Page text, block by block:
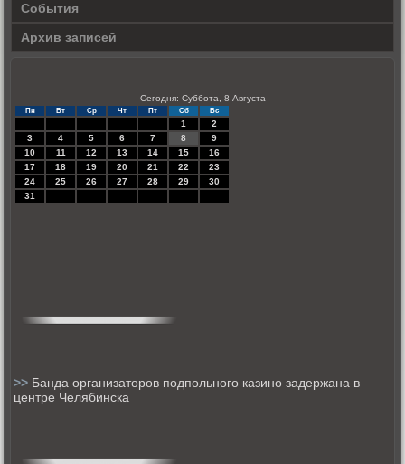
События
Архив записей
Сегодня: Суббота, 8 Августа
Пн Вт Ср Чт Пт Сб Вс
1
2
3
4 5 6 7 8
9
10
11 12 13 14 15
16
17
18 19 20 21 22
23
24
25 26 27 28 29
30
31
>> Банда организаторов подпольного казино задержана в
центре Челябинска